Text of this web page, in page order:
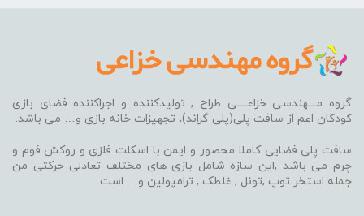
گروه مـــهندسی خزاعــــی طراح , تولیدکننده و اجراکننده فضای بازی
کودکان اعم از سافت پلی(پلی گراند)، تجهیزات خانه بازی و… می باشد.
سافت پلی فضایی کاملا محصور و ایمن با اسکلت فلزی و روکش فوم و
چرم می باشد ,این سازه شامل بازی های مختلف تعادلی حرکتی من
جمله استخر توپ ,تونل , غلطک , ترامپولین و… است.